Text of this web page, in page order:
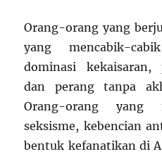
Orang-orang yang
yang mencabik-
dominasi kekaisaran,
dan perang tanpa
Orang-orang yang
seksisme, kebencian
bentuk kefanatikan di